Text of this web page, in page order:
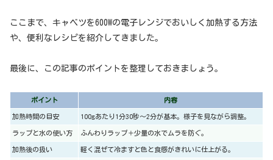
ここまで、キャベツを600Wの電子レンジでおいしく加熱する方法
や、便利なレシピを紹介してきました。
最後に、この記事のポイントを整理しておきましょう。
ポイント 内容
加熱時間の目安 100gあたり1分30秒〜2分が基本。様子を見ながら調整。
ラップと水の使い方 ふんわりラップ＋少量の水でムラを防ぐ。
加熱後の扱い 軽く混ぜて冷ますと色と食感がきれいに仕上がる。